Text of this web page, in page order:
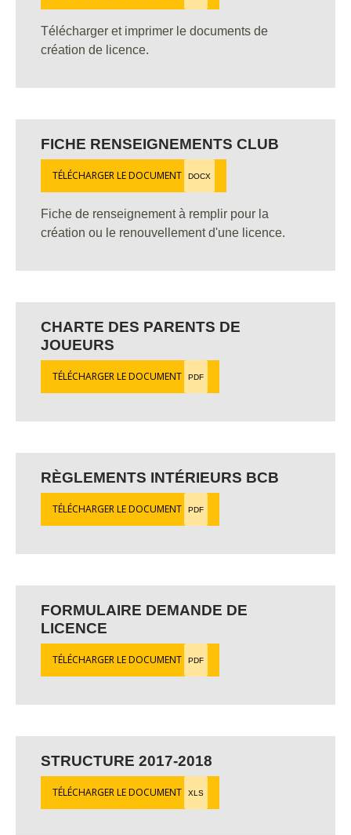
Télécharger et imprimer le documents de
création de licence.
FICHE RENSEIGNEMENTS CLUB
TÉLÉCHARGER LE DOCUMENT DOCX
Fiche de renseignement à remplir pour la
création ou le renouvellement d'une licence.
CHARTE DES PARENTS DE
JOUEURS
TÉLÉCHARGER LE DOCUMENT PDF
RÈGLEMENTS INTÉRIEURS BCB
TÉLÉCHARGER LE DOCUMENT PDF
FORMULAIRE DEMANDE DE
LICENCE
TÉLÉCHARGER LE DOCUMENT PDF
STRUCTURE 2017-2018
TÉLÉCHARGER LE DOCUMENT XLS